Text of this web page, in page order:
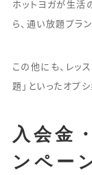
ホットヨガが生活
ら、通い放題プラ
この他にも、レッ
題」といったオプ
入会金
ンペー